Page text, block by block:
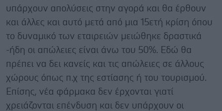
υπάρχουν απολύσεις στην αγορά και θα έρθουν
και άλλες και αυτό μετά από μια 15ετή κρίση όπου
το δυναμικό των εταιρειών μειώθηκε δραστικά
-ήδη οι απώλειες είναι άνω του 50%. Εδώ θα
πρέπει να δει κανείς και τις απώλειες σε άλλους
χώρους όπως π.χ της εστίασης ή του τουρισμού.
Επίσης, νέα φάρμακα δεν έρχονται γιατί
χρειάζονται επένδυση και δεν υπάρχουν οι